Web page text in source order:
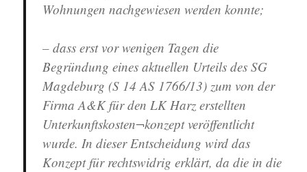
Wohnungen nachgewiesen werden konnte;
– dass erst vor wenigen Tagen die
Begründung eines aktuellen Urteils des SG
Magdeburg (S 14 AS 1766/13) zum von der
Firma A&K für den LK Harz erstellten
Unterkunftskosten¬konzept veröffentlicht
wurde. In dieser Entscheidung wird das
Konzept für rechtswidrig erklärt, da die in die